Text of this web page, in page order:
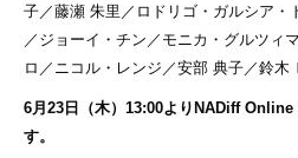
⼦／藤瀬 朱⾥／ロドリゴ・ガルシア・
／ジョーイ・チン／モニカ・グルツィ
ロ／ニコル・レンジ／安部 典⼦／鈴⽊
6月23日（木）13:00よりNADiff Online
す。